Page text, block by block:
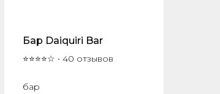
Бар Daiquiri Bar
⭐⭐⭐⭐☆ • 40 отзывов
бар